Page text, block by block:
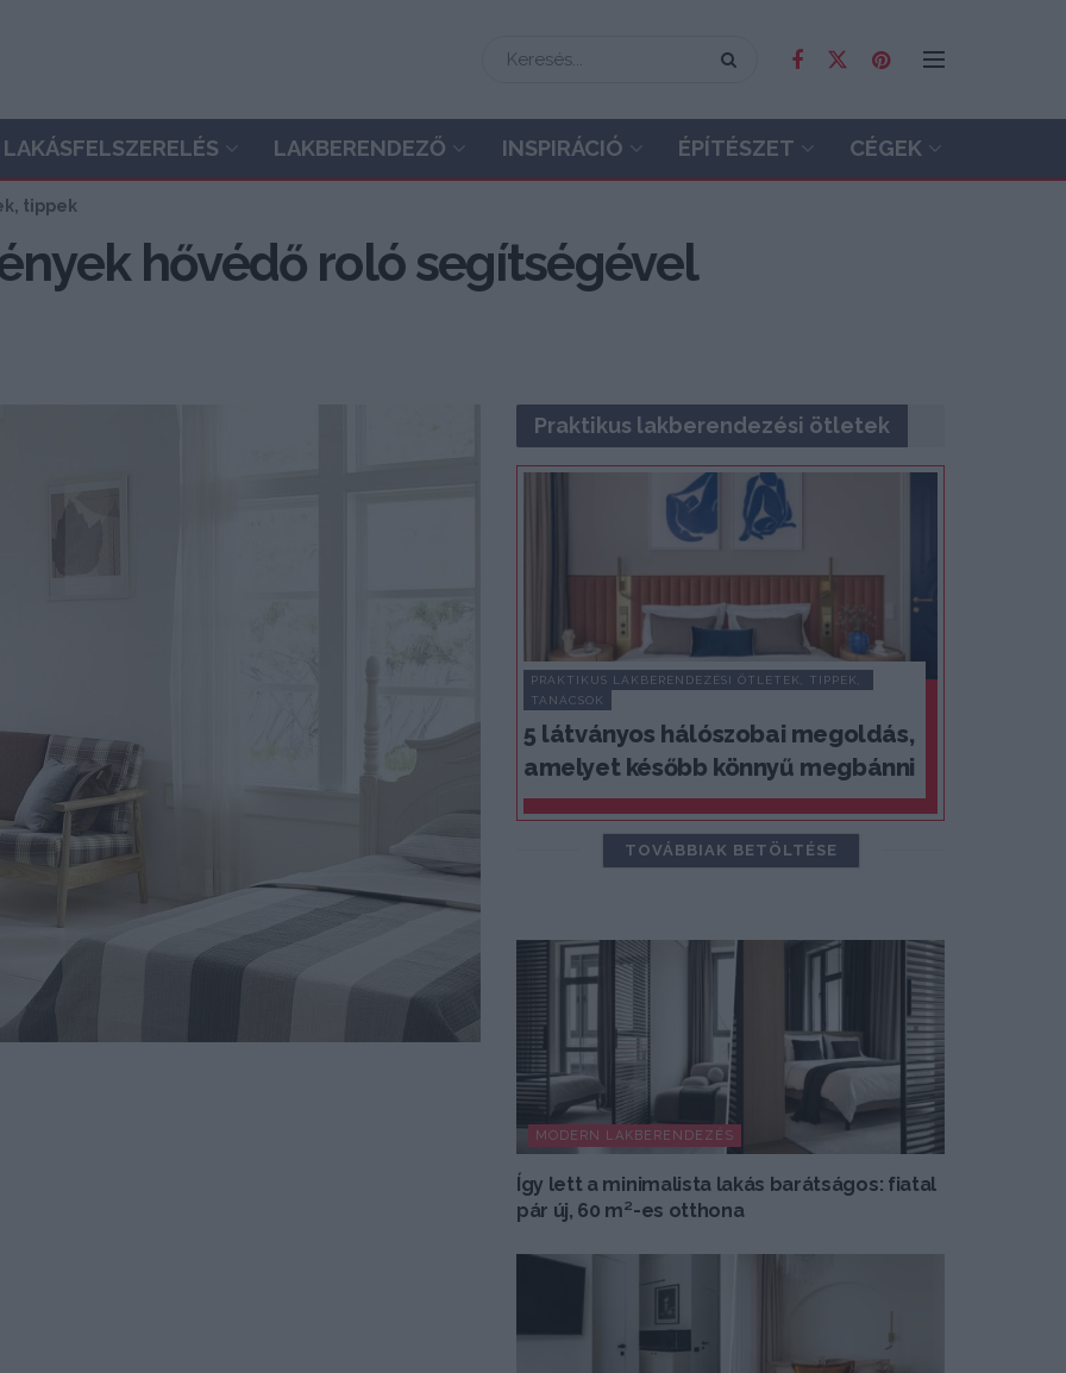
LAKÁSFELSZERELÉS LAKBERENDEZŐ INSPIRÁCIÓ ÉPÍTÉSZET CÉGEK
tippek
hővédő roló segítségével
Praktikus lakberendezési ötletek
PRAKTIKUS LAKBERENDEZÉSI ÖTLETEK, TIPPEK,
TANÁCSOK
5 látványos hálószobai megoldás,
amelyet később könnyű megbánni
TOVÁBBIAK BETÖLTÉSE
MODERN LAKBERENDEZÉS
Így lett a minimalista lakás barátságos: fiatal
pár új, 60 m²-es otthona